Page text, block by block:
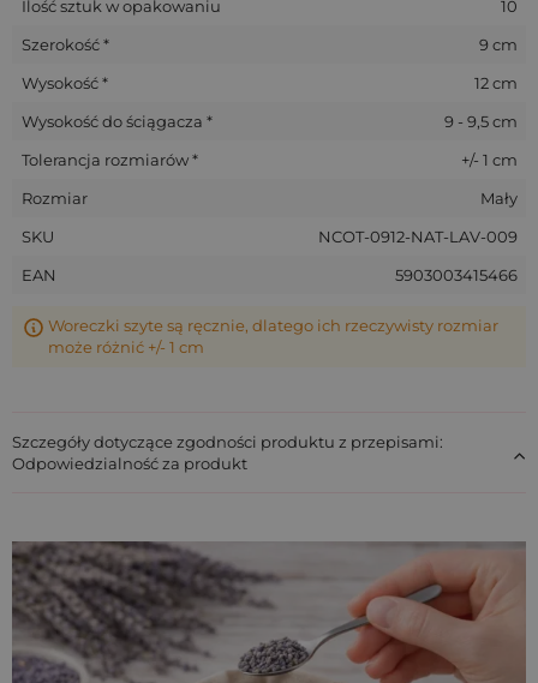
Zastosowania domowe (B2C):
domowe woreczki na lawendę
- sakiewki mogą służyć
jakoekologiczne woreczki bawełniane na susz,które
możesz wykorzystać jako odstraszające mole saszetki
zapachowe do szafy, komody lub szuflady,
Ilość sztuk w opakowaniu
10
Szerokość *
9 cm
Wysokość *
12 cm
Wysokość do ściągacza *
9 - 9,5 cm
Tolerancja rozmiarów *
+/- 1 cm
Rozmiar
Mały
SKU
NCOT-0912-NAT-LAV-009
EAN
5903003415466
Woreczki szyte są ręcznie, dlatego ich rzeczywisty rozmiar
może różnić +/- 1 cm
Szczegóły dotyczące zgodności produktu z przepisami:
Odpowiedzialność za produkt